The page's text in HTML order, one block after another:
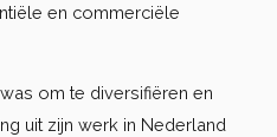
en commerciële
om te diversifiëren en
uit zijn werk in Nederland